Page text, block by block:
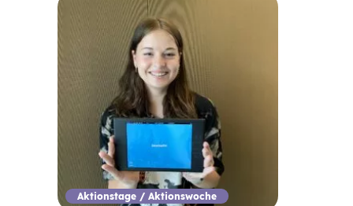
Aktionstage / Aktionswoche